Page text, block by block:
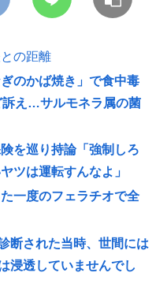
の距離
のかば焼き」で食中毒
訴え…サルモネラ属の菌
を巡り持論「強制しろ
ツは運転すんなよ」
一度のフェラチオで全
断された当時、世間には
浸透していませんでし